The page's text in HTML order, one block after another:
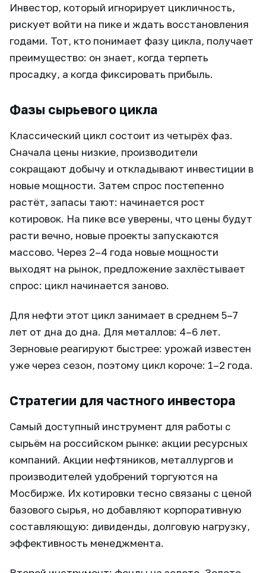
Инвестор, который игнорирует цикличность,
рискует войти на пике и ждать восстановления
годами. Тот, кто понимает фазу цикла, получает
преимущество: он знает, когда терпеть
просадку, а когда фиксировать прибыль.
Фазы сырьевого цикла
Классический цикл состоит из четырёх фаз.
Сначала цены низкие, производители
сокращают добычу и откладывают инвестиции в
новые мощности. Затем спрос постепенно
растёт, запасы тают: начинается рост
котировок. На пике все уверены, что цены будут
расти вечно, новые проекты запускаются
массово. Через 2–4 года новые мощности
выходят на рынок, предложение захлёстывает
спрос: цикл начинается заново.
Для нефти этот цикл занимает в среднем 5–7
лет от дна до дна. Для металлов: 4–6 лет.
Зерновые реагируют быстрее: урожай известен
уже через сезон, поэтому цикл короче: 1–2 года.
Стратегии для частного инвестора
Самый доступный инструмент для работы с
сырьём на российском рынке: акции ресурсных
компаний. Акции нефтяников, металлургов и
производителей удобрений торгуются на
Мосбирже. Их котировки тесно связаны с ценой
базового сырья, но добавляют корпоративную
составляющую: дивиденды, долговую нагрузку,
эффективность менеджмента.